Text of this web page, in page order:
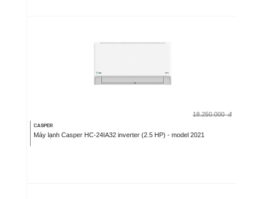
18.250.000 đ
CASPER
Máy lạnh Casper HC-24IA32 inverter (2.5 HP) - model 2021